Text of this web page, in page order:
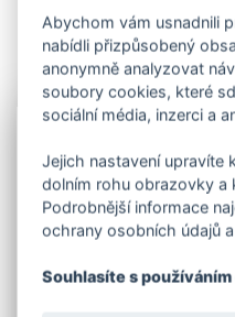
Info
komaxitemRAL 7035
příplatek ke dveřím,
V objednávací tabulce
šíři dveří .
zašleme cenu na vyžádání.
Abychom vám usnadnili
nabídli přizpůsobený
anonymně analyzovat
soubory cookies, které
sociální média, inzerci a
Jejich nastavení upravíte
dolním rohu obrazovky a
Podrobnější informace
ochrany osobních údajů
Souhlasíte s